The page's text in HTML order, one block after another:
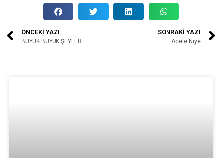
ÖNCEKİ YAZI
BÜYÜK BÜYÜK ŞEYLER
SONRAKİ YAZI
Acele Niye